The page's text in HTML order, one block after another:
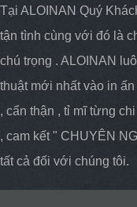
Tại ALOINAN Quý
tận tình cùng với đó là
chú trọng . ALOINAN
thuật mới nhất vào in
, cẩn thận , tỉ mĩ từng
, cam kết " CHUYÊN
tất cả đối với chúng tôi.